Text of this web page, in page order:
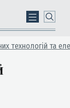
технологій та